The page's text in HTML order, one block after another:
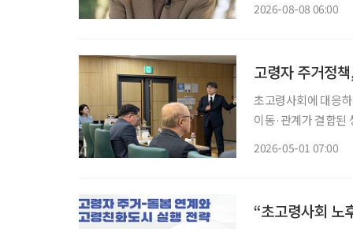
2026-08-08 06:00
고령자 주거정
초고령사회에 대응
이동·관계가 결합된
2026-05-01 07:00
“초고령사회 노